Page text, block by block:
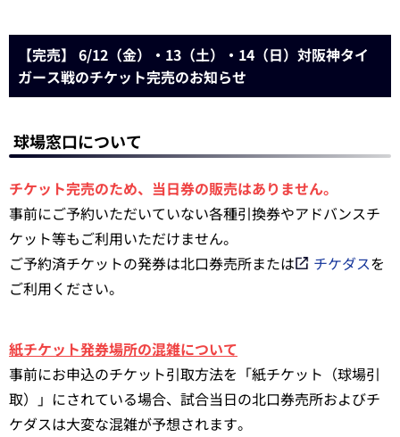
【完売】 6/12（金）・13（土）・14（日）対阪神タイ
ガース戦のチケット完売のお知らせ
球場窓口について
チケット完売のため、当日券の販売はありません。
事前にご予約いただいていない各種引換券やアドバンスチ
ケット等もご利用いただけません。
ご予約済チケットの発券は北口券売所または
チケダスを
ご利用ください。
紙チケット発券場所の混雑について
事前にお申込のチケット引取方法を「紙チケット（球場引
取）」にされている場合、試合当日の北口券売所およびチ
ケダスは大変な混雑が予想されます。